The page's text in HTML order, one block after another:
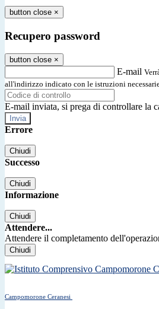
button close ×
Recupero password
button close ×
E-mail
all'indirizzo indicato con le istruzioni
E-mail inviata, si prega di controllare la
Errore
Chiudi
Successo
Chiudi
Informazione
Chiudi
Attendere...
Attendere il completamento
Chiudi
Campomorone Ceranesi